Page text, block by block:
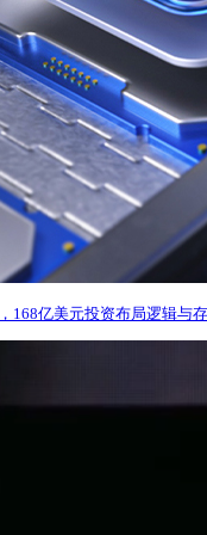
168亿美元投资布局逻辑与